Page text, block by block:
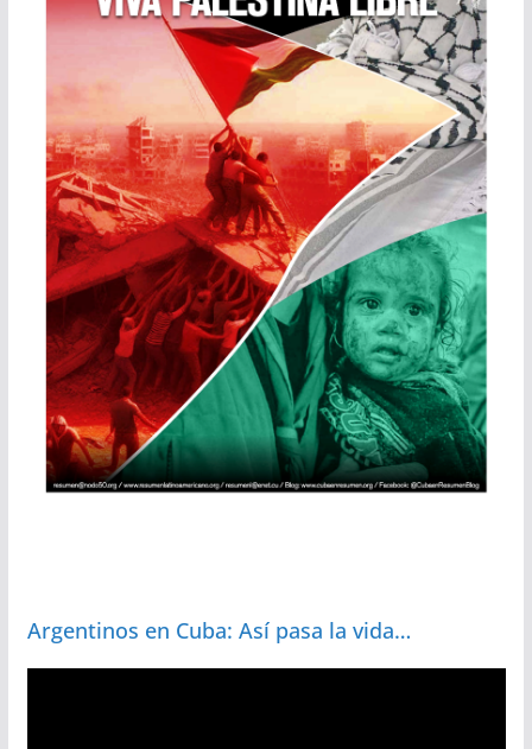
Argentinos en Cuba: Así pasa la vida…